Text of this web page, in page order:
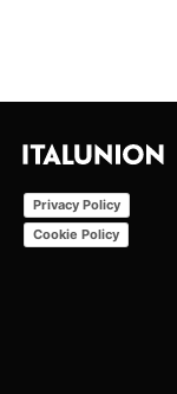
Privacy Policy
Cookie Policy